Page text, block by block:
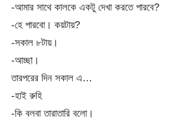
-আমার সাথে কালকে একটু দেখা করতে পারবে?
-হে পারবো। কয়টায়?
-সকাল ৮টায়।
-আচ্ছা।
তারপরের দিন সকাল এ…
-হাই রুহি
-কি বলবা তারাতারি বলো।